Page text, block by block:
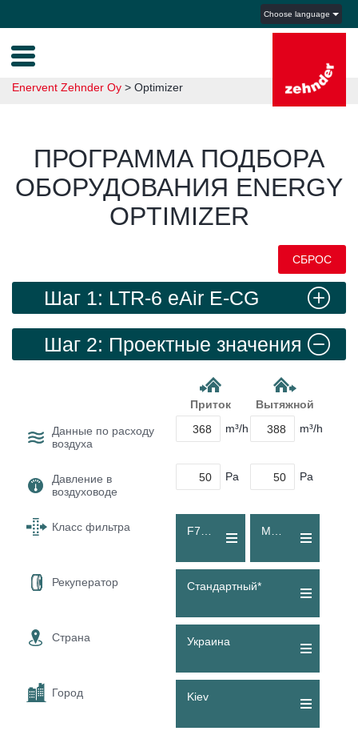
Choose language
Enervent Zehnder Oy > Optimizer
ПРОГРАММА ПОДБОРА
ОБОРУДОВАНИЯ ENERGY
OPTIMIZER
СБРОС
Шаг 1: LTR-6 eAir E-CG
Шаг 2: Проектные значения
Приток Вытяжной
Данные по расходу
воздуха
m³/h m³/h
Давление в
воздуховоде
Pa Pa
Класс фильтра
Рекуператор Стандартный*
Страна Украина
Город Kiev